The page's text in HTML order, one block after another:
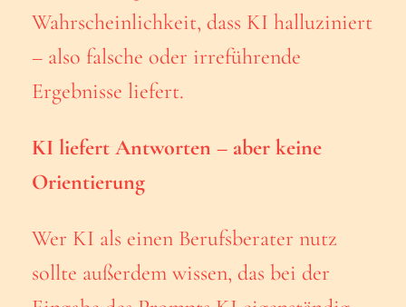
Wahrscheinlichkeit, dass KI halluziniert
– also falsche oder irreführende
Ergebnisse liefert.
KI liefert Antworten – aber keine
Orientierung
Wer KI als einen Berufsberater nutz
sollte außerdem wissen, das bei der